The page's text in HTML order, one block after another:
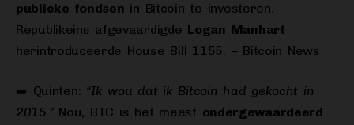
publieke fondsen in Bitcoin te investeren.
Republikeins afgevaardigde Logan Manhart
herintroduceerde House Bill 1155. – Bitcoin News
➡️ Quinten: “Ik wou dat ik Bitcoin had gekocht in
2015.”Nou, BTC is het meest ondergewaardeerd